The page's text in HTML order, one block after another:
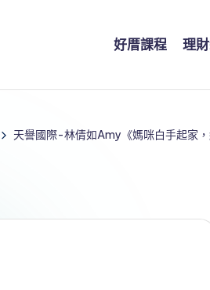
好厝課程 理
天譽國際-林倩如Amy《媽咪白手起家